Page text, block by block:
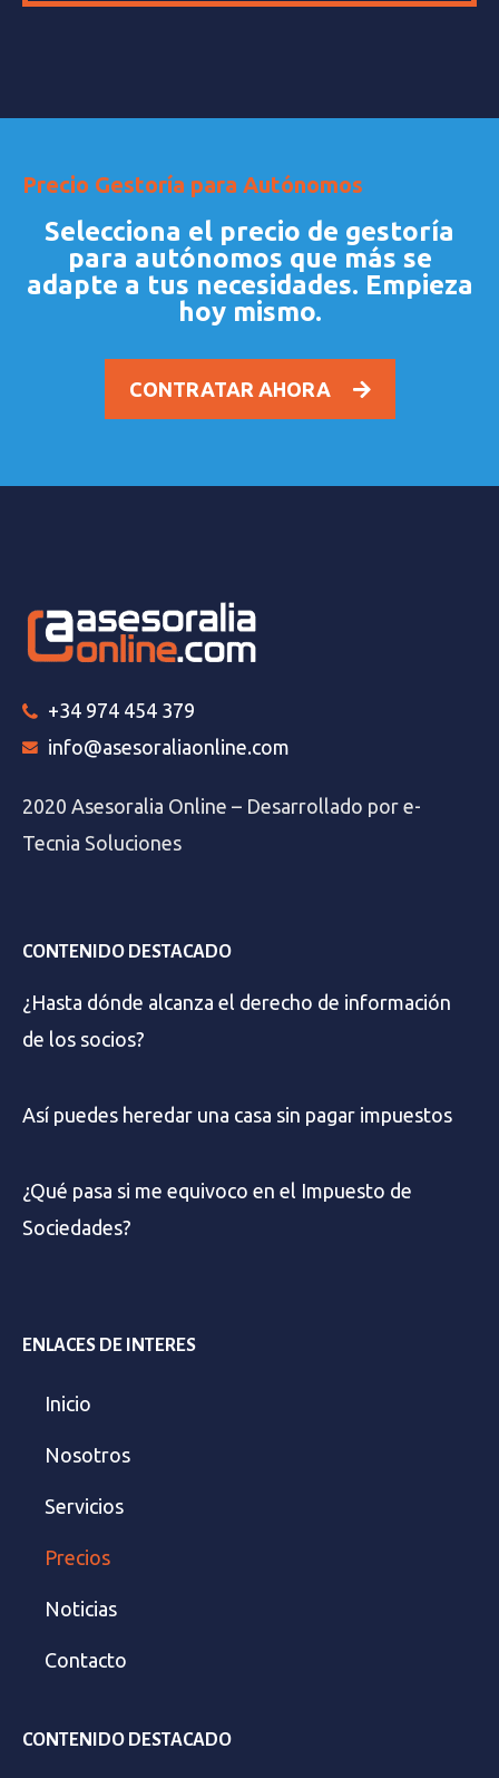
Precio Gestoría para Autónomos
Selecciona el precio de gestoría
para autónomos que más se
adapte a tus necesidades. Empieza
hoy mismo.
CONTRATAR AHORA
+34 974 454 379
info@asesoraliaonline.com
2020 Asesoralia Online – Desarrollado por e-
Tecnia Soluciones
CONTENIDO DESTACADO
¿Hasta dónde alcanza el derecho de información
de los socios?
Así puedes heredar una casa sin pagar impuestos
¿Qué pasa si me equivoco en el Impuesto de
Sociedades?
ENLACES DE INTERES
Inicio
Nosotros
Servicios
Precios
Noticias
Contacto
CONTENIDO DESTACADO